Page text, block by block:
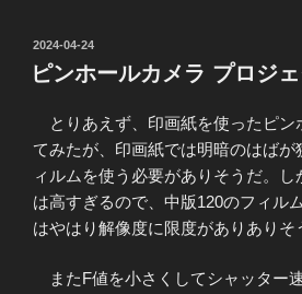
投
稿
日:
2024-04-24
ピンホールカメラ プロジ
とりあえず、印画紙を使ったピン
てみたが、印画紙では明暗のはばが
ィルムを使う必要がありそうだ。し
は高すぎるので、中版120のフィル
はやはり解像度に限度がありありそ
またF値を小さくしてシャッター